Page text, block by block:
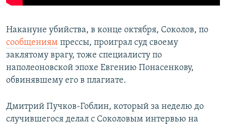
Накануне убийства, в конце октября, Соколов, по
сообщениям прессы, проиграл суд своему
заклятому врагу, тоже специалисту по
наполеоновской эпохе Евгению Понасенкову,
обвинявшему его в плагиате.
Дмитрий Пучков-Гоблин, который за неделю до
случившегося делал с Соколовым интервью на